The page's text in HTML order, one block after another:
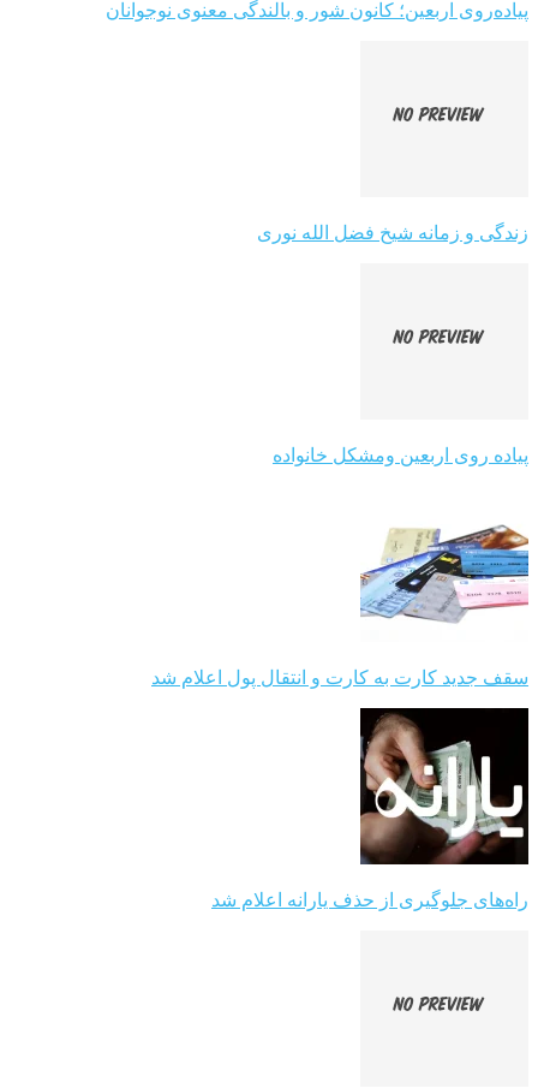
پیاده‌روی اربعین؛ کانون شور و بالندگی معنوی نوجوانان
زندگی و زمانه شیخ فضل الله نوری
پیاده روی اربعین ومشکل خانواده
سقف جدید کارت به کارت و انتقال پول اعلام شد
راه‌های جلوگیری از حذف یارانه اعلام شد